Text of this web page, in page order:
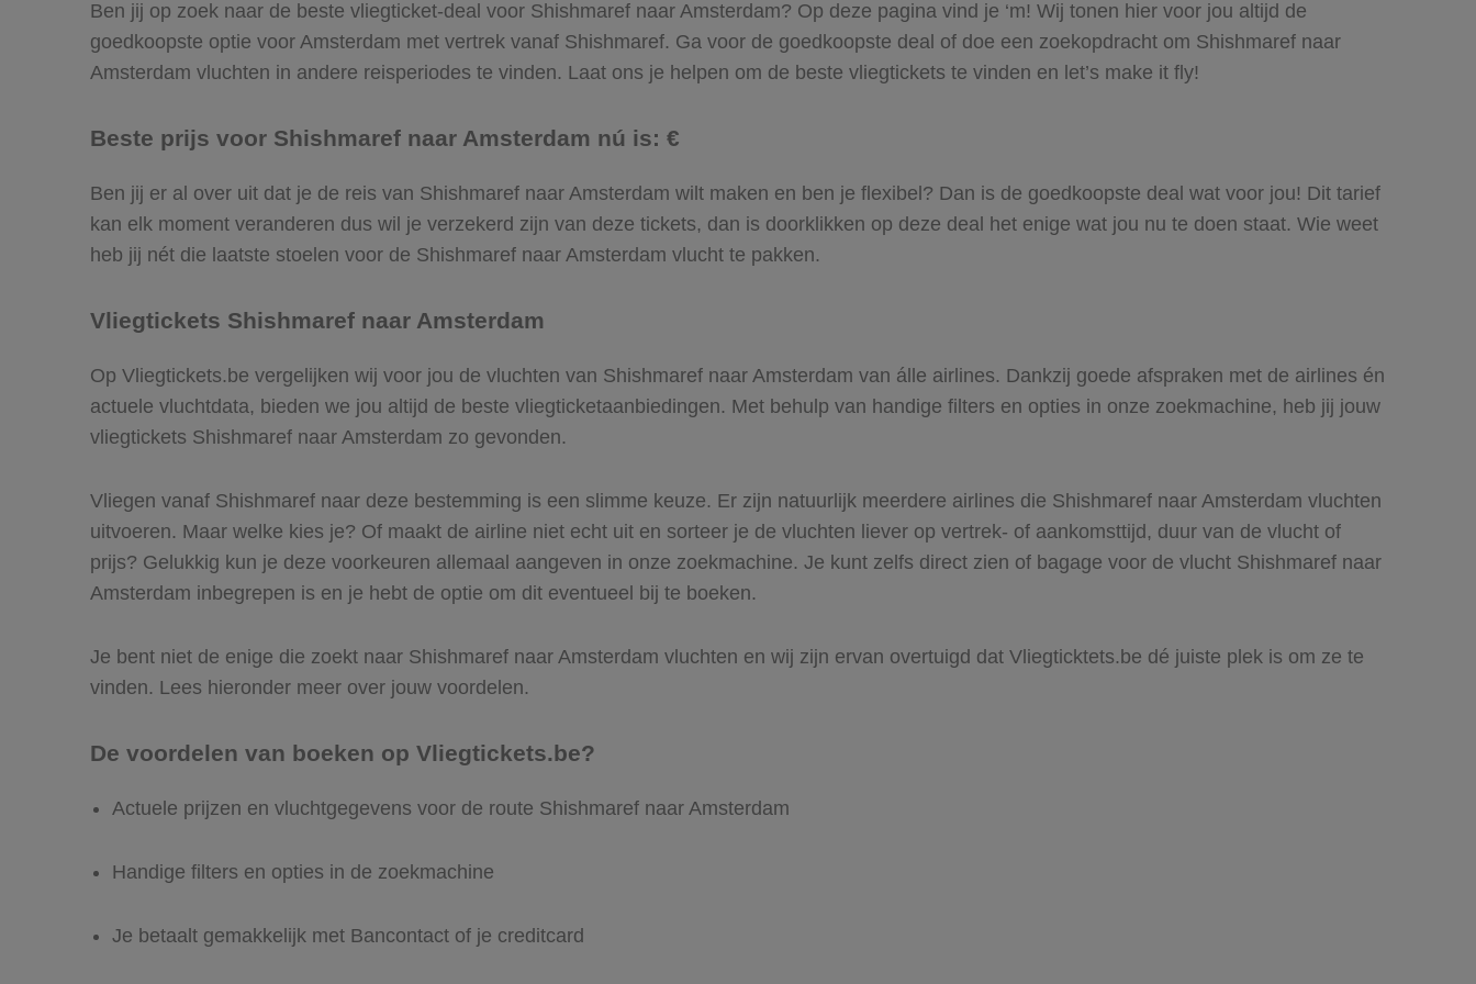
Ben jij op zoek naar de beste vliegticket-deal voor Shishmaref naar Amsterdam? Op deze pagina vind je ‘m! Wij tonen hier voor jou altijd de
goedkoopste optie voor Amsterdam met vertrek vanaf Shishmaref. Ga voor de goedkoopste deal of doe een zoekopdracht om Shishmaref naar
Amsterdam vluchten in andere reisperiodes te vinden. Laat ons je helpen om de beste vliegtickets te vinden en let’s make it fly!
Beste prijs voor Shishmaref naar Amsterdam nú is: €
Ben jij er al over uit dat je de reis van Shishmaref naar Amsterdam wilt maken en ben je flexibel? Dan is de goedkoopste deal wat voor jou! Dit tarief
kan elk moment veranderen dus wil je verzekerd zijn van deze tickets, dan is doorklikken op deze deal het enige wat jou nu te doen staat. Wie weet
heb jij nét die laatste stoelen voor de Shishmaref naar Amsterdam vlucht te pakken.
Vliegtickets Shishmaref naar Amsterdam
Op Vliegtickets.be vergelijken wij voor jou de vluchten van Shishmaref naar Amsterdam van álle airlines. Dankzij goede afspraken met de airlines én
actuele vluchtdata, bieden we jou altijd de beste vliegticketaanbiedingen. Met behulp van handige filters en opties in onze zoekmachine, heb jij jouw
vliegtickets Shishmaref naar Amsterdam zo gevonden.
Vliegen vanaf Shishmaref naar deze bestemming is een slimme keuze. Er zijn natuurlijk meerdere airlines die Shishmaref naar Amsterdam vluchten
uitvoeren. Maar welke kies je? Of maakt de airline niet echt uit en sorteer je de vluchten liever op vertrek- of aankomsttijd, duur van de vlucht of
prijs? Gelukkig kun je deze voorkeuren allemaal aangeven in onze zoekmachine. Je kunt zelfs direct zien of bagage voor de vlucht Shishmaref naar
Amsterdam inbegrepen is en je hebt de optie om dit eventueel bij te boeken.
Je bent niet de enige die zoekt naar Shishmaref naar Amsterdam vluchten en wij zijn ervan overtuigd dat Vliegticktets.be dé juiste plek is om ze te
vinden. Lees hieronder meer over jouw voordelen.
De voordelen van boeken op Vliegtickets.be?
Actuele prijzen en vluchtgegevens voor de route Shishmaref naar Amsterdam
Handige filters en opties in de zoekmachine
Je betaalt gemakkelijk met Bancontact of je creditcard